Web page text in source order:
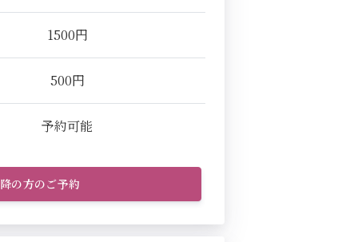
1500円
500円
予約可能
の方のご予約